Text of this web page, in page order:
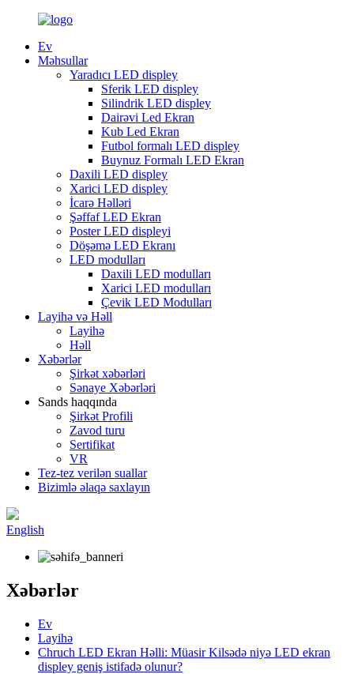
Ev
Məhsullar
Yaradıcı LED displey
Sferik LED displey
Silindrik LED displey
Dairəvi Led Ekran
Kub Led Ekran
Futbol formalı LED displey
Buynuz Formalı LED Ekran
Daxili LED displey
Xarici LED displey
İcarə Həlləri
Şəffaf LED Ekran
Poster LED displeyi
Döşəmə LED Ekranı
LED modulları
Daxili LED modulları
Xarici LED modulları
Çevik LED Modulları
Layihə və Həll
Layihə
Həll
Xəbərlər
Şirkət xəbərləri
Sənaye Xəbərləri
Sands haqqında
Şirkət Profili
Zavod turu
Sertifikat
VR
Tez-tez verilən suallar
Bizimlə əlaqə saxlayın
English
Xəbərlər
Ev
Layihə
Chruch LED Ekran Həlli: Müasir Kilsədə niyə LED ekran
displey geniş istifadə olunur?